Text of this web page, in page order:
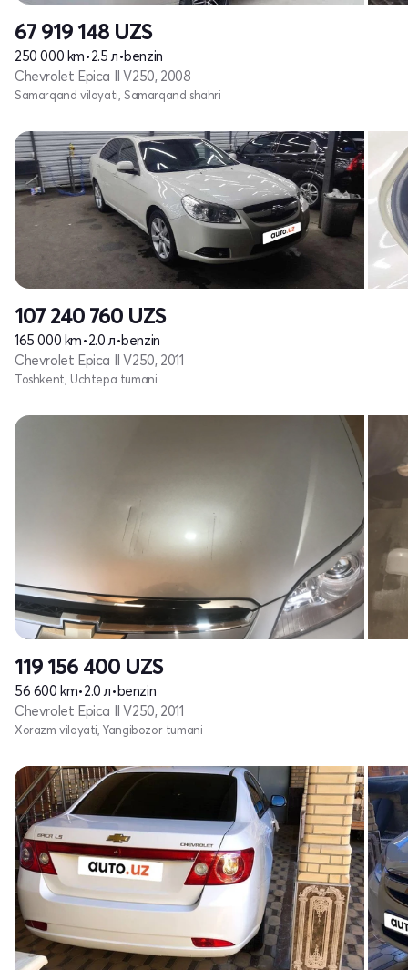
67 919 148 UZS
250 000 km•2.5 л•benzin
Chevrolet Epica II V250, 2008
Samarqand viloyati, Samarqand shahri
107 240 760 UZS
165 000 km•2.0 л•benzin
Chevrolet Epica II V250, 2011
Toshkent, Uchtepa tumani
119 156 400 UZS
56 600 km•2.0 л•benzin
Chevrolet Epica II V250, 2011
Xorazm viloyati, Yangibozor tumani